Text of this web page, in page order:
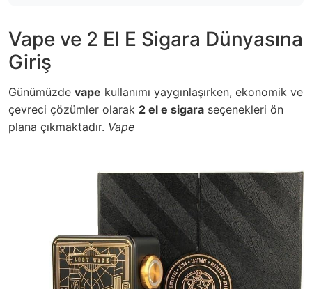
Vape ve 2 El E Sigara Dünyasına
Giriş
Günümüzde vape kullanımı yaygınlaşırken, ekonomik ve
çevreci çözümler olarak 2 el e sigara seçenekleri ön
plana çıkmaktadır. Vape